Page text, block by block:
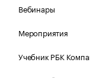
Вебинары
Мероприятия
Учебник РБК